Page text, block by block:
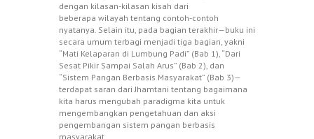
dengan kilasan-kilasan kisah dari
beberapa wilayah tentang contoh-contoh
nyatanya. Selain itu, pada bagian terakhir—buku ini
secara umum terbagi menjadi tiga bagian, yakni
“Mati Kelaparan di Lumbung Padi” (Bab 1), “Dari
Sesat Pikir Sampai Salah Arus” (Bab 2), dan
“Sistem Pangan Berbasis Masyarakat” (Bab 3)—
terdapat saran dari Jhamtani tentang bagaimana
kita harus mengubah paradigma kita untuk
mengembangkan pengetahuan dan aksi
pengembangan sistem pangan berbasis
masyarakat.